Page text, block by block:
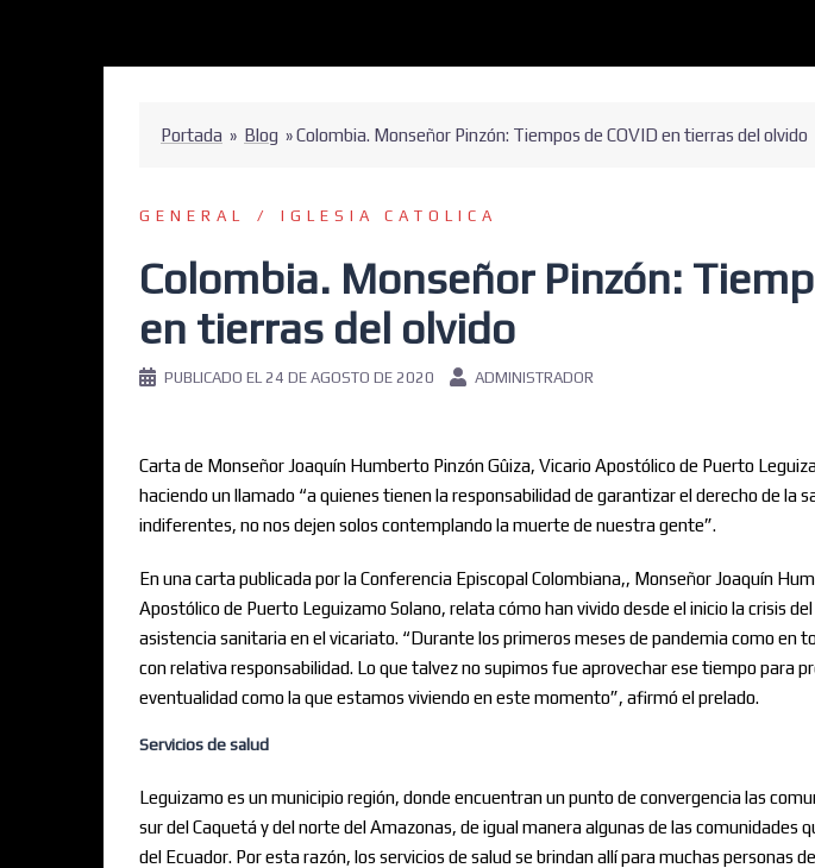
Portada » Blog »Colombia. Monseñor Pinzón: Tiempos de COVID en tierras del olvido
GENERAL IGLESIA CATOLICA
Colombia. Monseñor Pinzón:
en tierras del olvido
PUBLICADO EL 24 DE AGOSTO DE 2020 ADMINISTRADOR
Carta de Monseñor Joaquín Humberto Pinzón Gûiza, Vicario Apostólico de Puerto
haciendo un llamado “a quienes tienen la responsabilidad de garantizar el derecho de la
indiferentes, no nos dejen solos contemplando la muerte de nuestra gente”.
En una carta publicada por la Conferencia Episcopal Colombiana,, Monseñor Joaquín
Apostólico de Puerto Leguizamo Solano, relata cómo han vivido desde el inicio la crisis
asistencia sanitaria en el vicariato. “Durante los primeros meses de pandemia como en
con relativa responsabilidad. Lo que talvez no supimos fue aprovechar ese tiempo para
eventualidad como la que estamos viviendo en este momento”, afirmó el prelado.
Servicios de salud
Leguizamo es un municipio región, donde encuentran un punto de convergencia las
sur del Caquetá y del norte del Amazonas, de igual manera algunas de las comunidades
del Ecuador. Por esta razón, los servicios de salud se brindan allí para muchas personas